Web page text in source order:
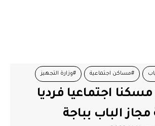
#مساكن اجتماعية #وزارة التجهيز
تسليم 78 مسكنا اجتماعيا فرديا
الباب بباجة